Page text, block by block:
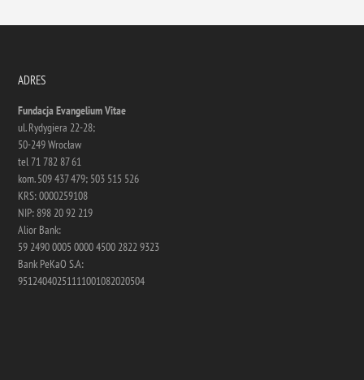
ADRES
Fundacja Evangelium Vitae
ul. Rydygiera 22-28;
50-249 Wrocław
tel 71 782 87 61
kom. 509 437 479; 503 515 526
KRS: 0000259108
NIP: 898 20 92 219
Alior Bank:
59 2490 0005 0000 4500 2822 9323
Bank PeKaO S.A:
95124040251111001082020504